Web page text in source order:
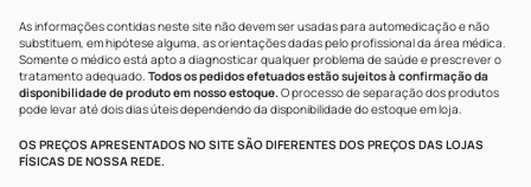
As informações contidas neste site não devem ser usadas para automedicação e não
substituem, em hipótese alguma, as orientações dadas pelo profissional da área médica.
Somente o médico está apto a diagnosticar qualquer problema de saúde e prescrever o
tratamento adequado. Todos os pedidos efetuados estão sujeitos à confirmação da
disponibilidade de produto em nosso estoque.O processo de separação dos produtos
pode levar até dois dias úteis dependendo da disponibilidade do estoque em loja.
OS PREÇOS APRESENTADOS NO SITE SÃO DIFERENTES DOS PREÇOS DAS LOJAS
FÍSICAS DE NOSSA REDE.